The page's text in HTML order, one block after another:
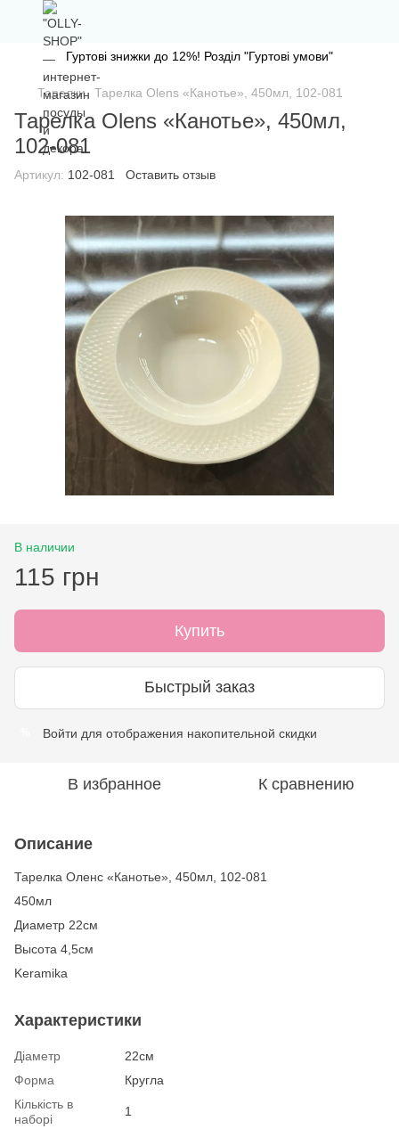
Гуртові знижки до 12%! Розділ "Гуртові умови"
Тарелки Тарелка Olens «Канотье», 450мл, 102-081
Тарелка Olens «Канотье», 450мл,
102-081
Артикул: 102-081 Оставить отзыв
В наличии
115 грн
Купить
Быстрый заказ
Войти для отображения накопительной скидки
В избранное К сравнению
Описание
Тарелка Оленс «Канотье», 450мл, 102-081
450мл
Диаметр 22см
Высота 4,5см
Keramika
Характеристики
Діаметр
22см
Форма
Кругла
Кількість в
наборі
1